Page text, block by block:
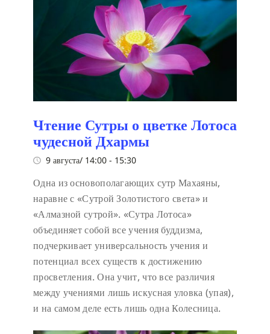
Чтение Сутры о цветке Лотоса
чудесной Дхармы
9 августа/ 14:00 - 15:30
Одна из основополагающих сутр Махаяны,
наравне с «Сутрой Золотистого света» и
«Алмазной сутрой». «Сутра Лотоса»
объединяет собой все учения буддизма,
подчеркивает универсальность учения и
потенциал всех существ к достижению
просветления. Она учит, что все различия
между учениями лишь искусная уловка (упая),
и на самом деле есть лишь одна Колесница.